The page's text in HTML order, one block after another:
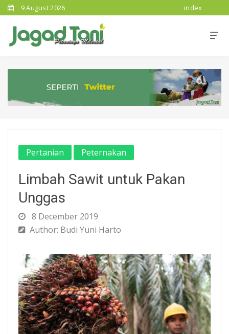
9 August 2026 index
Pertanian Peternakan
Limbah Sawit untuk Pakan
Unggas
8 December 2019
Author: Budi Yuni Harto